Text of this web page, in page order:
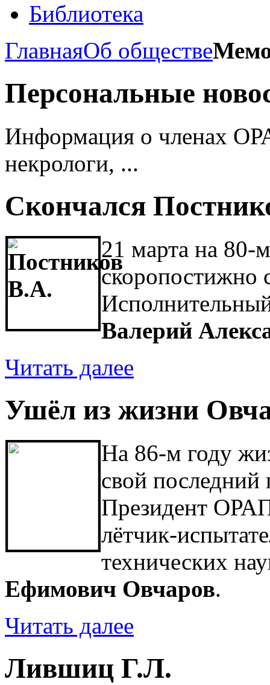
Библиотека
ГлавнаяОб обществе
Персональные
Информация о членах
некрологи, ...
Скончался
21 марта на 80-
скоропостижно
Валерий
Читать далее
Ушёл из жизни
На 86-м году
свой
Президент
лётчик-
технических
Ефимович Овчаров.
Читать далее
Лившиц Г.Л.